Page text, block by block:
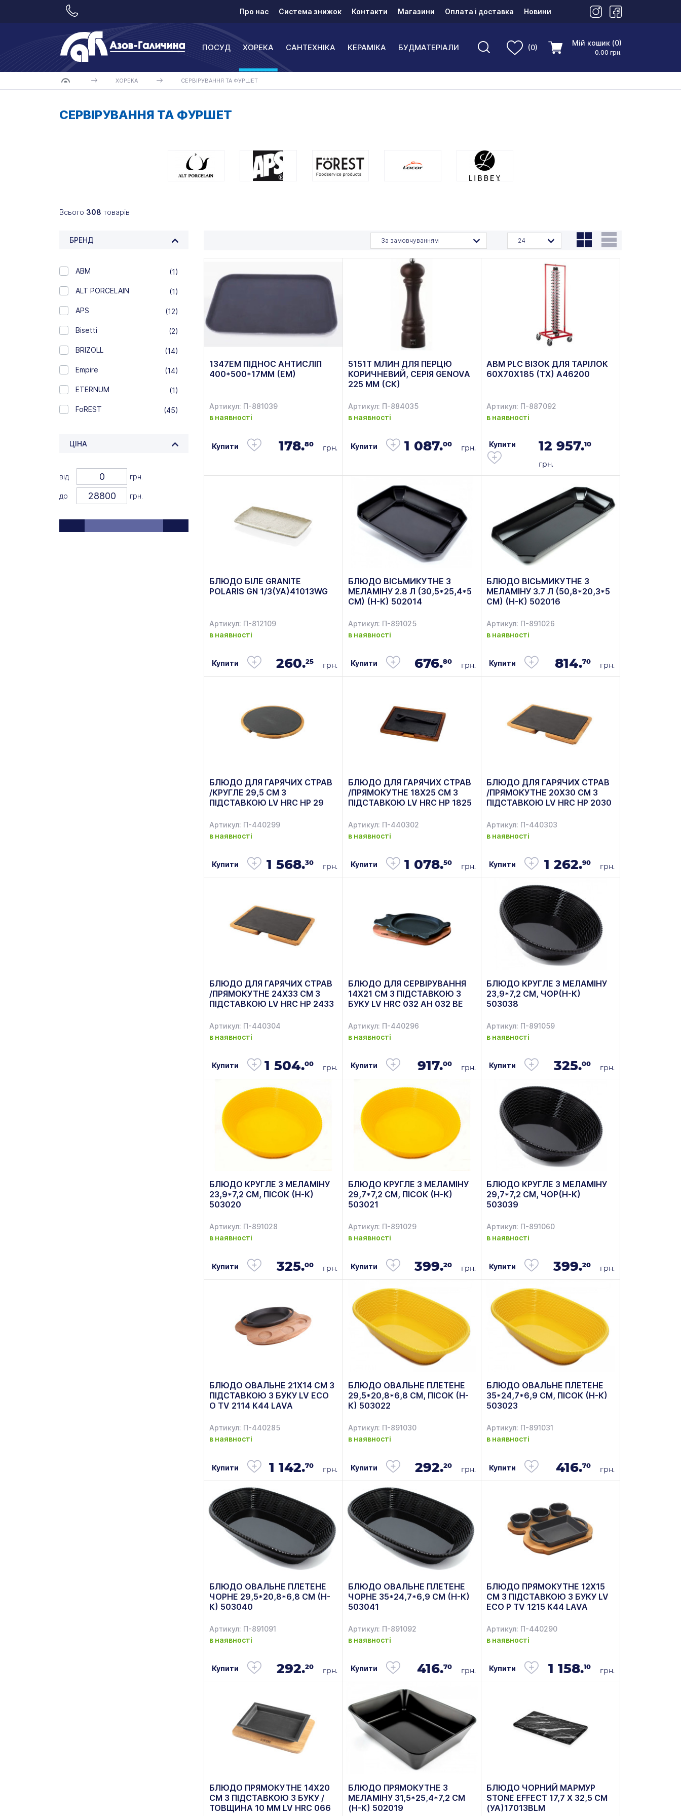
Про нас Система знижок Контакти Магазини Оплата і доставка Новини
ПОСУД ХОРЕКА САНТЕХНІКА КЕРАМІКА БУДМАТЕРІАЛИ (0)
Мій кошик (0)
0.00 грн.
ХОРЕКА СЕРВІРУВАННЯ ТА ФУРШЕТ
СЕРВІРУВАННЯ ТА ФУРШЕТ
Всього 308 товарів
БРЕНД
ABM (1)
ALT PORCELAIN (1)
APS (12)
Bisetti (2)
BRIZOLL (14)
Empire (14)
ETERNUM (1)
FoREST (45)
Ibili
Korkmaz
KULSAN
ЦІНА
від грн.
до грн.
За замовчуванням 24
1347ЕМ ПІДНОС АНТИСЛІП
400*500*17ММ (ЕМ)
Артикул: П-881039
в наявності
Купити 178.80 грн.
5151T МЛИН ДЛЯ ПЕРЦЮ
КОРИЧНЕВИЙ, СЕРІЯ GENOVA
225 ММ (СК)
Артикул: П-884035
в наявності
Купити 1 087.00 грн.
ABM PLC ВІЗОК ДЛЯ ТАРІЛОК
60X70X185 (ТХ) A46200
Артикул: П-887092
в наявності
Купити 12 957.10
грн.
БЛЮДО БІЛЕ GRANITE
POLARIS GN 1/3(УА)41013WG
Артикул: П-812109
в наявності
Купити 260.25 грн.
БЛЮДО ВІСЬМИКУТНЕ З
МЕЛАМІНУ 2.8 Л (30,5*25,4*5
СМ) (Н-К) 502014
Артикул: П-891025
в наявності
Купити 676.80 грн.
БЛЮДО ВІСЬМИКУТНЕ З
МЕЛАМІНУ 3.7 Л (50,8*20,3*5
СМ) (Н-К) 502016
Артикул: П-891026
в наявності
Купити 814.70 грн.
БЛЮДО ДЛЯ ГАРЯЧИХ СТРАВ
/КРУГЛЕ 29,5 СМ З
ПІДСТАВКОЮ LV HRC HP 29
Артикул: П-440299
в наявності
Купити 1 568.30 грн.
БЛЮДО ДЛЯ ГАРЯЧИХ СТРАВ
/ПРЯМОКУТНЕ 18Х25 СМ З
ПІДСТАВКОЮ LV HRC HP 1825
Артикул: П-440302
в наявності
Купити 1 078.50 грн.
БЛЮДО ДЛЯ ГАРЯЧИХ СТРАВ
/ПРЯМОКУТНЕ 20Х30 СМ З
ПІДСТАВКОЮ LV HRC HP 2030
Артикул: П-440303
в наявності
Купити 1 262.90 грн.
БЛЮДО ДЛЯ ГАРЯЧИХ СТРАВ
/ПРЯМОКУТНЕ 24Х33 СМ З
ПІДСТАВКОЮ LV HRC HP 2433
Артикул: П-440304
в наявності
Купити 1 504.00 грн.
БЛЮДО ДЛЯ СЕРВІРУВАННЯ
14Х21 СМ З ПІДСТАВКОЮ З
БУКУ LV HRC 032 AH 032 BE
Артикул: П-440296
в наявності
Купити 917.00 грн.
БЛЮДО КРУГЛЕ З МЕЛАМІНУ
23,9*7,2 СМ, ЧОР(Н-К)
503038
Артикул: П-891059
в наявності
Купити 325.00 грн.
БЛЮДО КРУГЛЕ З МЕЛАМІНУ
23,9*7,2 СМ, ПІСОК (Н-К)
503020
Артикул: П-891028
в наявності
Купити 325.00 грн.
БЛЮДО КРУГЛЕ З МЕЛАМІНУ
29,7*7,2 СМ, ПІСОК (Н-К)
503021
Артикул: П-891029
в наявності
Купити 399.20 грн.
БЛЮДО КРУГЛЕ З МЕЛАМІНУ
29,7*7,2 СМ, ЧОР(Н-К)
503039
Артикул: П-891060
в наявності
Купити 399.20 грн.
БЛЮДО ОВАЛЬНЕ 21Х14 СМ З
ПІДСТАВКОЮ З БУКУ LV ECO
O TV 2114 K44 LAVA
Артикул: П-440285
в наявності
Купити 1 142.70 грн.
БЛЮДО ОВАЛЬНЕ ПЛЕТЕНЕ
29,5*20,8*6,8 СМ, ПІСОК (Н-
К) 503022
Артикул: П-891030
в наявності
Купити 292.20 грн.
БЛЮДО ОВАЛЬНЕ ПЛЕТЕНЕ
35*24,7*6,9 СМ, ПІСОК (Н-К)
503023
Артикул: П-891031
в наявності
Купити 416.70 грн.
БЛЮДО ОВАЛЬНЕ ПЛЕТЕНЕ
ЧОРНЕ 29,5*20,8*6,8 СМ (Н-
К) 503040
Артикул: П-891091
в наявності
Купити 292.20 грн.
БЛЮДО ОВАЛЬНЕ ПЛЕТЕНЕ
ЧОРНЕ 35*24,7*6,9 СМ (Н-К)
503041
Артикул: П-891092
в наявності
Купити 416.70 грн.
БЛЮДО ПРЯМОКУТНЕ 12Х15
СМ З ПІДСТАВКОЮ З БУКУ LV
ECO P TV 1215 K44 LAVA
ВХОДЯТЬ)
Артикул: П-440290
в наявності
Купити 1 158.10 грн.
БЛЮДО ПРЯМОКУТНЕ 14Х20
СМ З ПІДСТАВКОЮ З БУКУ /
ТОВЩИНА 10 ММ LV HRC 066
БЛЮДО ПРЯМОКУТНЕ З
МЕЛАМІНУ 31,5*25,4*7,2 СМ
(Н-К) 502019
БЛЮДО ЧОРНИЙ МАРМУР
STONE EFFECT 17,7 X 32,5 СМ
(УА)17013BLM